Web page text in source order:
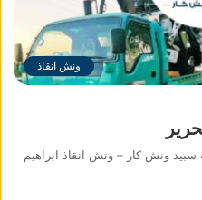
ونش انقاذ
سبيد ونش كار – ونش انقاذ ابراهيم